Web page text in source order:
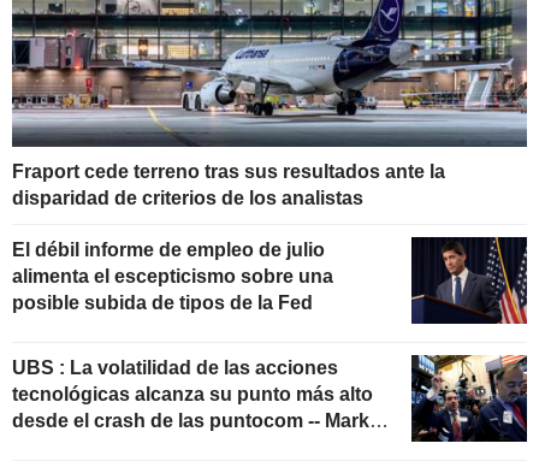
Fraport cede terreno tras sus resultados ante la
disparidad de criterios de los analistas
El débil informe de empleo de julio
alimenta el escepticismo sobre una
posible subida de tipos de la Fed
UBS : La volatilidad de las acciones
tecnológicas alcanza su punto más alto
desde el crash de las puntocom -- Market